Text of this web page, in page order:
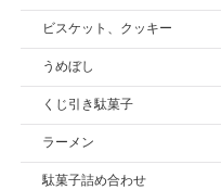
ビスケット、クッキー
うめぼし
くじ引き駄菓子
ラーメン
駄菓子詰め合わせ